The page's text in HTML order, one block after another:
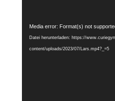
Video-
Player
Media error: Format(s) not
Datei herunterladen: https://
content/uploads/2023/07/Lars.mp4?_=5